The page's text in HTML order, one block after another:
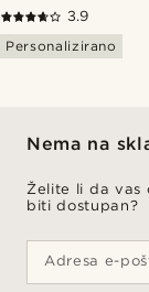
3.9
Personalizirano
Nema na
Želite li da vas
biti dostupan?
Adresa e-